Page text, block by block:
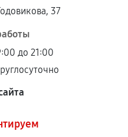
37
до 21:00